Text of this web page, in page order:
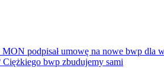
podpisał umowę na nowe bwp dla
Ciężkiego bwp zbudujemy sami